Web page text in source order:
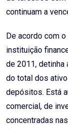
continuam a
De acordo com
instituição
de 2011, detinha
do total dos
depósitos. Está
comercial, de
concentradas